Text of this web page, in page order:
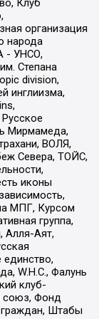
Клуб
организация
народа
- УНСО,
Степана
division,
инглиизма,
Мирмамеда,
ВОЛЯ,
Севера, ТОЙС,
иконы
МПГ, Курсом
группа,
Алля-Аят,
единство,
W.H.С., Фалунь
клуб-
союз, Фонд
Штабы